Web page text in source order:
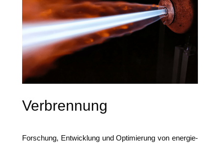
Verbrennung
For­schung, Ent­wick­lung und Opti­mie­rung von ener­gie­